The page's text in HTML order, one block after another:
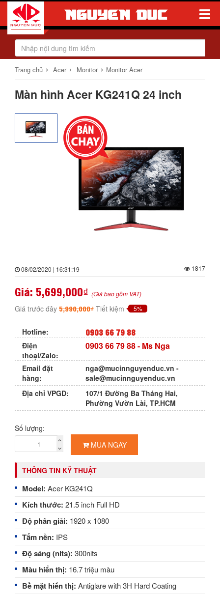
Toggle
Trang chủ › Acer › Monitor › Monitor Acer
Màn hình Acer KG241Q 24 inch
08/02/2020 | 16:31:19 1817
Giá: 5,699,000₫ (Giá bao gồm VAT)
Giá trước đây 5,990,000₫ Tiết kiệm 5%
Hotline: 0903 66 79 88
Điện
thoại/Zalo:
0903 66 79 88- Ms Nga
Email đặt
hàng:
nga@mucinnguyenduc.vn -
sale@mucinnguyenduc.vn
Địa chỉ VPGD:
107/1 Đường Ba Tháng Hai,
Phường Vườn Lài, TP.HCM
Số lượng:
MUA NGAY
THÔNG TIN KỸ THUẬT
Model: Acer KG241Q
Kích thước: 21.5 inch Full HD
Độ phân giải: 1920 x 1080
Tấm nền: IPS
Độ sáng (nits): 300nits
Màu hiển thị: 16.7 triệu màu
Bề mặt hiển thị: Antiglare with 3H Hard Coating